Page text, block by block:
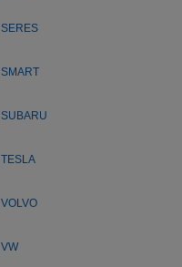
SERES
SMART
SUBARU
TESLA
VOLVO
VW